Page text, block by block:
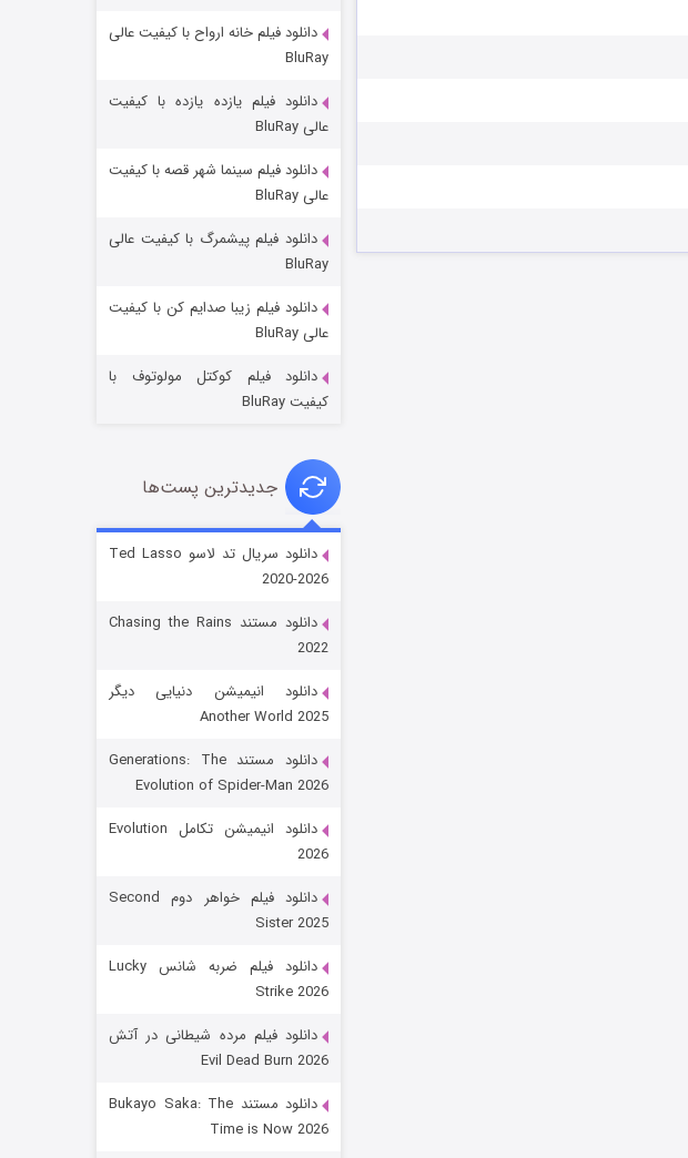
خاندان اژدها فصل ۳
جادوگری در مغولستان
قسمت
رویایی برای تو
قسمت
دانلود فیلم خانه ارواح با کیفیت عالی
BluRay
دانلود فیلم یازده یازده با کیفیت
عالی BluRay
دانلود فیلم سینما شهر قصه با کیفیت
عالی BluRay
دانلود فیلم پیشمرگ با کیفیت عالی
BluRay
دانلود فیلم زیبا صدایم کن با کیفیت
عالی BluRay
دانلود فیلم کوکتل مولوتوف با
کیفیت BluRay
جدیدترین پست‌ها
دانلود سریال تد لاسو Ted Lasso
2020-2026
دانلود مستند Chasing the Rains
2022
دانلود انیمیشن دنیایی دیگر
Another World 2025
دانلود مستند Generations: The
Evolution of Spider-Man 2026
دانلود انیمیشن تکامل Evolution
2026
دانلود فیلم خواهر دوم Second
Sister 2025
دانلود فیلم ضربه شانس Lucky
Strike 2026
دانلود فیلم مرده شیطانی در آتش
Evil Dead Burn 2026
دانلود مستند Bukayo Saka: The
Time is Now 2026